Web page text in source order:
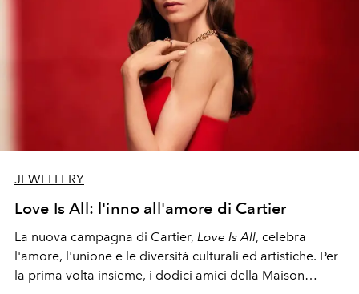
JEWELLERY
Love Is All: l'inno all'amore di Cartier
La nuova campagna di Cartier, Love Is All, celebra
l'amore, l'unione e le diversità culturali ed artistiche. Per
la prima volta insieme, i dodici amici della Maison